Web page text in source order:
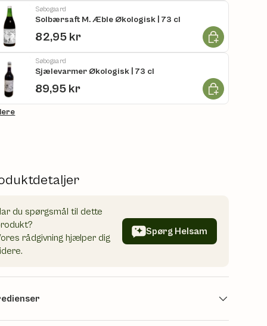
Søbogaard
Solbærsaft M. Æble Økologisk | 73 cl
82,95 kr Læg i kurv
Søbogaard
Sjælevarmer Økologisk | 73 cl
89,95 kr Læg i kurv
du spørgsmål til dette
rådgivning hjælper dig
Spørg Helsam